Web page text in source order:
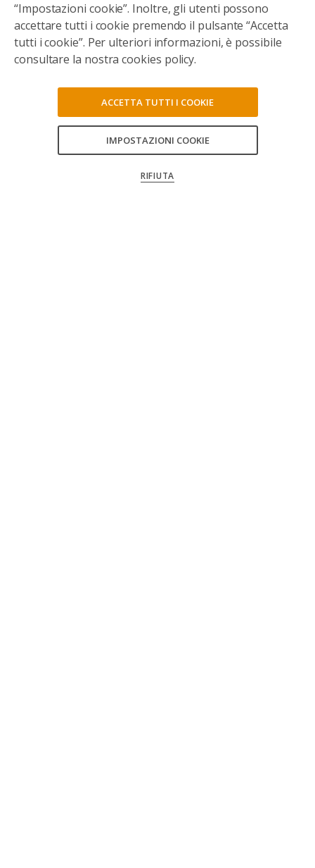
“Impostazioni cookie”. Inoltre, gli utenti possono
accettare tutti i cookie premendo il pulsante “Accetta
tutti i cookie”. Per ulteriori informazioni, è possibile
consultare la nostra cookies policy.
IMPOSTAZIONI COOKIE
RIFIUTA
ACCETTA TUTTI I COOKIE
CONFERMA LE MIE SCELTE
CONSENTI TUTTI